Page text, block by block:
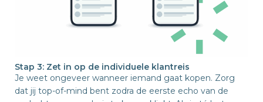
Stap 3: Zet in op de individuele klantreis
Je weet ongeveer wanneer iemand gaat kopen. Zorg
dat jij top-of-mind bent zodra de eerste echo van de